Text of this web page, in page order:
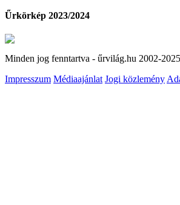
Űrkörkép 2023/2024
Minden jog fenntartva - űrvilág.hu 2002-2025
Impresszum Médiaajánlat Jogi közlemény